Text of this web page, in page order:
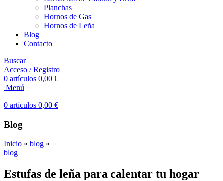
Planchas
Hornos de Gas
Hornos de Leña
Blog
Contacto
Buscar
Acceso / Registro
0 artículos 0,00 €
Menú
0 artículos 0,00 €
Blog
Inicio » blog »
blog
Estufas de leña para calentar tu hogar